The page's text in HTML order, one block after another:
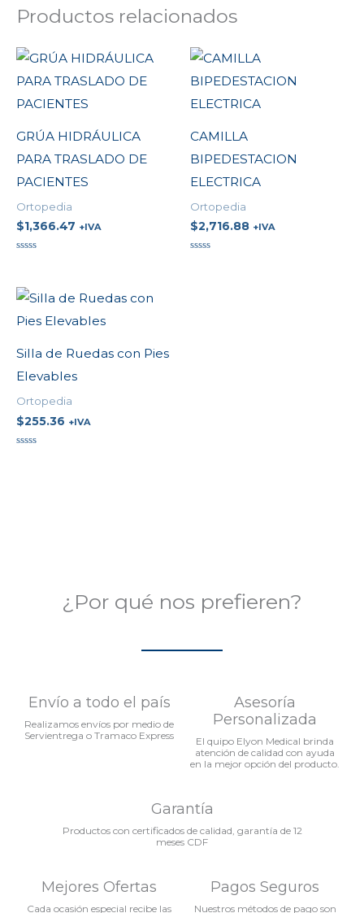
Productos relacionados
GRÚA HIDRÁULICA
PARA TRASLADO DE
PACIENTES
Ortopedia
$1,366.47 +IVA
de
5
CAMILLA
BIPEDESTACION
ELECTRICA
Ortopedia
$2,716.88 +IVA
Silla de Ruedas con Pies
Elevables
Ortopedia
$255.36 +IVA
¿Por qué nos prefieren?
Envío a todo el país
Realizamos envíos por medio de
Servientrega o Tramaco Express
Asesoría
Personalizada
El quipo Elyon Medical brinda
atención de calidad con ayuda
en la mejor opción del producto.
Garantía
Productos con certificados de calidad, garantía de 12
meses CDF
Mejores Ofertas
Cada ocasión especial recibe las
Pagos Seguros
Nuestros métodos de pago son